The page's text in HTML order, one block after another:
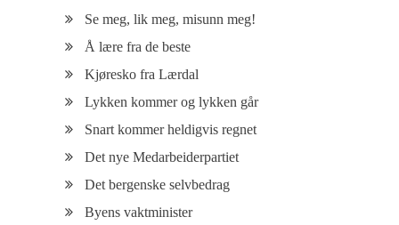
Se meg, lik meg, misunn meg!
Å lære fra de beste
Kjøresko fra Lærdal
Lykken kommer og lykken går
Snart kommer heldigvis regnet
Det nye Medarbeiderpartiet
Det bergenske selvbedrag
Byens vaktminister